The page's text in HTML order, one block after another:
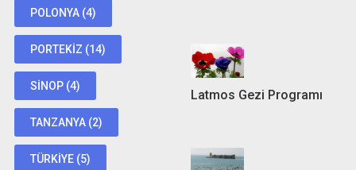
POLONYA(4)
PORTEKIZ (14)
SINOP(4)
TANZANYA(2)
TÜRKIYE(5)
Latmos Gezi Programı